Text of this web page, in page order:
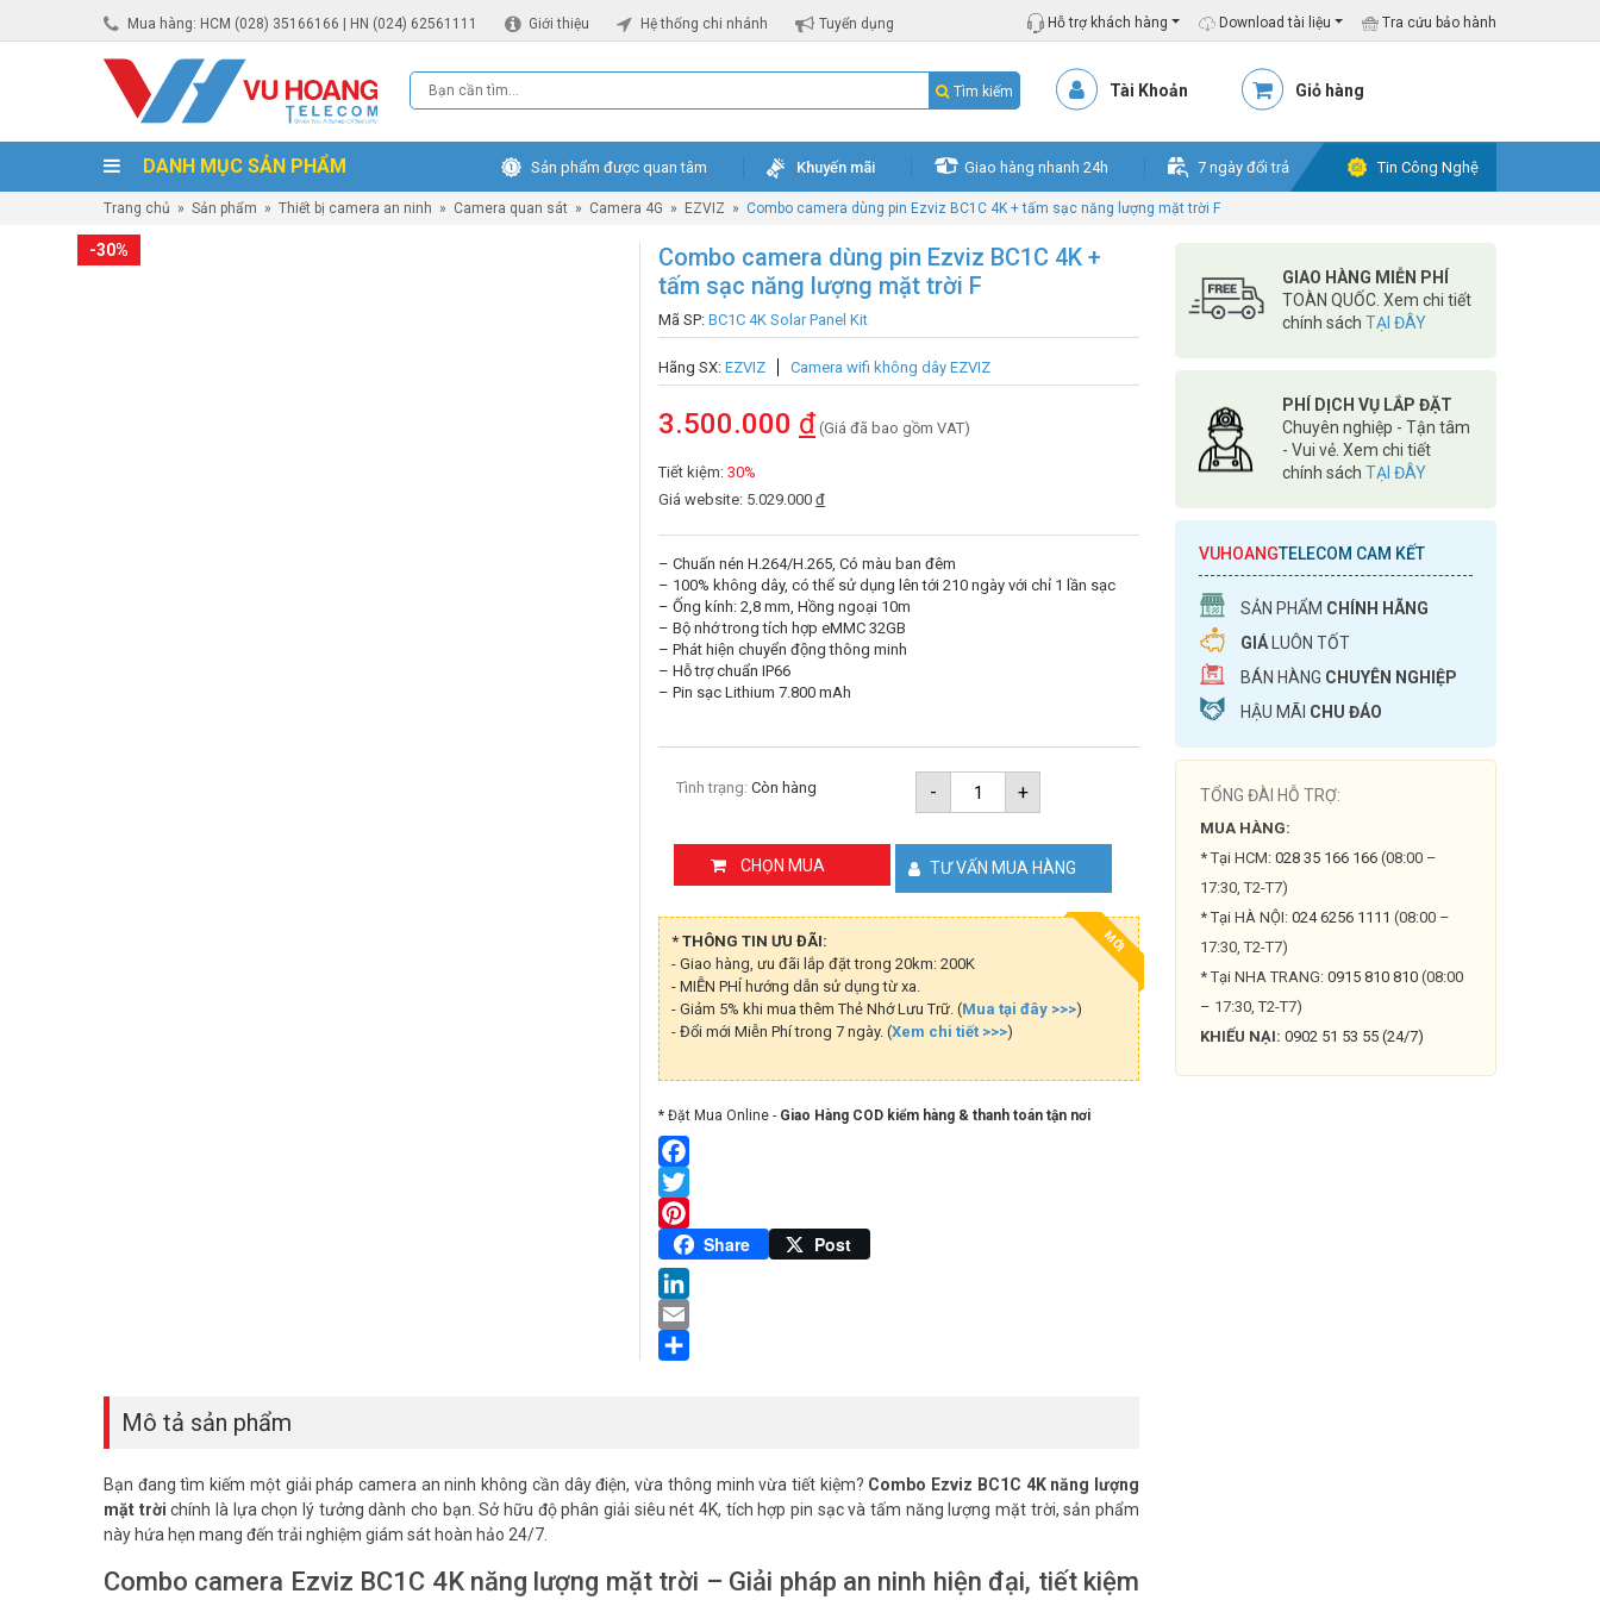
Mua hàng: HCM (028) 35166166 | HN (024) 62561111 Giới thiệu Hệ thống chi nhánh Tuyển dụng Hỗ trợ khách hàng Download tài liệu Tra cứu bảo hành
Tìm kiếm Tài Khoản Giỏ hàng
DANH MỤC SẢN PHẨM Sản phẩm được quan tâm Khuyến mãi Giao hàng nhanh 24h 7 ngày đổi trả Tin Công Nghệ
Trang chủ » Sản phẩm » Thiết bị camera an ninh » Camera quan sát » Camera 4G » EZVIZ » Combo camera dùng pin Ezviz BC1C 4K + tấm sạc năng lượng mặt trời F
-30%
Combo camera dùng pin Ezviz BC1C 4K +
tấm sạc năng lượng mặt trời F
Mã SP: BC1C 4K Solar Panel Kit
Hãng SX: EZVIZ Camera wifi không dây EZVIZ
3.500.000 đ (Giá đã bao gồm VAT)
Tiết kiệm: 30%
Giá website: 5.029.000 đ
– Chuấn nén H.264/H.265, Có màu ban đêm
– 100% không dây, có thể sử dụng lên tới 210 ngày với chỉ 1 lần sạc
– Ống kính: 2,8 mm, Hồng ngoại 10m
– Bộ nhớ trong tích hợp eMMC 32GB
– Phát hiện chuyển động thông minh
– Hỗ trợ chuẩn IP66
– Pin sạc Lithium 7.800 mAh
-
Combo
camera
dùng
Ezviz
BC1C
4K
+
mặt
trời
lượng
+
Tình trạng: Còn hàng
CHỌN MUA TƯ VẤN MUA HÀNG
MỚI
* THÔNG TIN ƯU ĐÃI:
- Giao hàng, ưu đãi lắp đặt trong 20km: 200K
- MIỄN PHÍ hướng dẫn sử dụng từ xa.
- Giảm 5% khi mua thêm Thẻ Nhớ Lưu Trữ. (Mua tại đây >>>)
- Đổi mới Miễn Phí trong 7 ngày. (Xem chi tiết >>>)
* Đặt Mua Online - Giao Hàng COD kiểm hàng & thanh toán tận nơi
Facebook
Twitter
Pinterest
Share Post
LinkedIn
Email
Mô tả sản phẩm
Bạn đang tìm kiếm một giải pháp camera an ninh không cần dây điện, vừa thông minh vừa tiết kiệm? Combo Ezviz BC1C 4K năng lượng
mặt trời chính là lựa chọn lý tưởng dành cho bạn. Sở hữu độ phân giải siêu nét 4K, tích hợp pin sạc và tấm năng lượng mặt trời, sản phẩm
này hứa hẹn mang đến trải nghiệm giám sát hoàn hảo 24/7.
Combo camera Ezviz BC1C 4K năng lượng mặt trời – Giải pháp an ninh hiện đại, tiết kiệm
GIAO HÀNG MIỄN PHÍ
TOÀN QUỐC. Xem chi tiết
chính sách TẠI ĐÂY
PHÍ DỊCH VỤ LẮP ĐẶT
Chuyên nghiệp - Tận tâm
- Vui vẻ. Xem chi tiết
chính sách TẠI ĐÂY
VUHOANGTELECOM CAM KẾT
SẢN PHẨM CHÍNH HÃNG
GIÁ LUÔN TỐT
BÁN HÀNG CHUYÊN NGHIỆP
HẬU MÃI CHU ĐÁO
TỔNG ĐÀI HỖ TRỢ:
MUA HÀNG:
* Tại HCM: 028 35 166 166 (08:00 –
17:30, T2-T7)
* Tại HÀ NỘI: 024 6256 1111 (08:00 –
17:30, T2-T7)
* Tại NHA TRANG: 0915 810 810 (08:00
– 17:30, T2-T7)
KHIẾU NẠI: 0902 51 53 55 (24/7)